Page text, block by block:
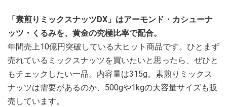
「素煎りミックスナッツDX」はアーモンド・カシューナ
ッツ・くるみを、黄金の究極比率で配合。
年間売上10億円突破している大ヒット商品です。ひとまず
売れているミックスナッツを買いたいと思ったら、ぜひと
もチェックしたい一品。内容量は315g。素煎りミックス
ナッツは需要があるのか、500gや1kgの大容量サイズも販
売しています。